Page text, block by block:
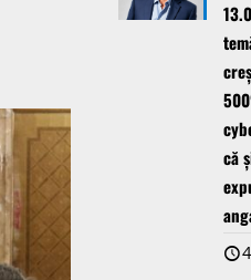
că